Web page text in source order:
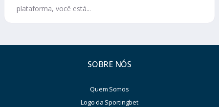
plataforma, você está...
SOBRE NÓS
Quem Somos
Logo da Sportingbet